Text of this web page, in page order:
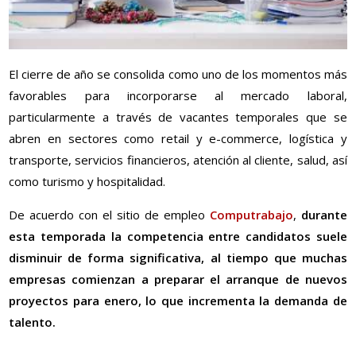
El cierre de año se consolida como uno de los momentos más
favorables para incorporarse al mercado laboral,
particularmente a través de vacantes temporales que se
abren en sectores como retail y e-commerce, logística y
transporte, servicios financieros, atención al cliente, salud, así
como turismo y hospitalidad.
De acuerdo con el sitio de empleo Computrabajo, durante
esta temporada la competencia entre candidatos suele
disminuir de forma significativa, al tiempo que muchas
empresas comienzan a preparar el arranque de nuevos
proyectos para enero, lo que incrementa la demanda de
talento.